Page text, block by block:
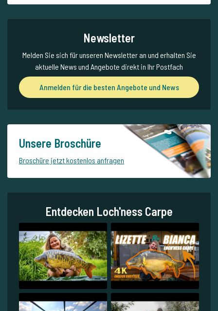
Newsletter
Melden Sie sich für unseren Newsletter an und erhalten Sie
aktuelle News und Angebote direkt in Ihr Postfach
Anmelden für die besten Angebote und News
Unsere Broschüre
Broschüre jetzt kostenlos anfragen
Entdecken Loch'ness Carpe